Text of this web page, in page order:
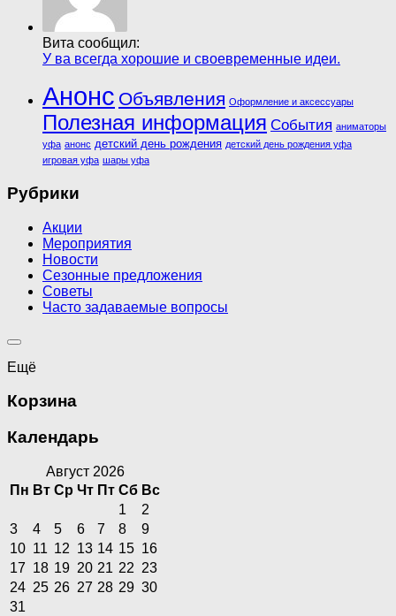
Вита сообщил:
У ва всегда хорошие и своевременные идеи.
Анонс Объявления Оформление и аксессуары
Полезная информация События аниматоры
уфа анонс детский день рождения детский день рождения уфа
игровая уфа шары уфа
Рубрики
Акции
Мероприятия
Новости
Сезонные предложения
Советы
Часто задаваемые вопросы
Ещё
Корзина
Календарь
Август 2026
Пн Вт Ср Чт Пт Сб Вс
1
2
3
4 5 6 7 8
9
10 11 12 13 14 15 16
17 18 19 20 21 22 23
24 25 26 27 28 29 30
31